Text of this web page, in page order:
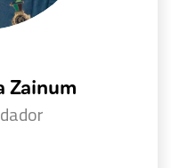
Zainum